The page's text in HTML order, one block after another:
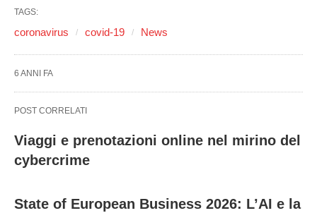
TAGS:
coronavirus covid-19 News
6 ANNI FA
POST CORRELATI
Viaggi e prenotazioni online nel mirino del
cybercrime
State of European Business 2026: L’AI e la